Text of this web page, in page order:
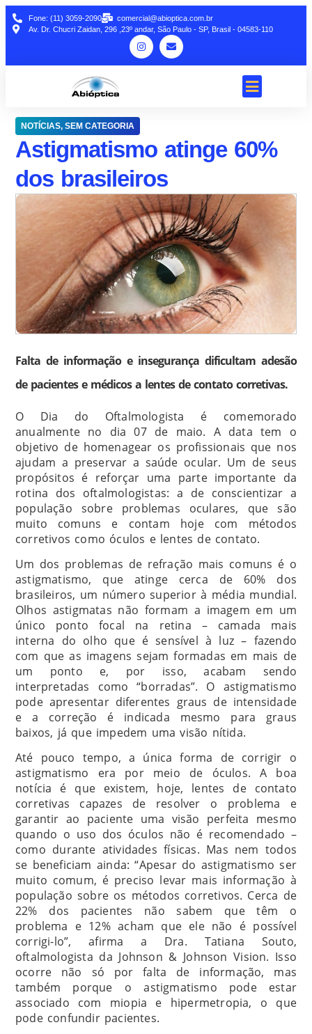
Fone: (11) 3059-2090
comercial@abioptica.com.br
Av. Dr. Chucri Zaidan, 296 ,23º andar, São Paulo - SP, Brasil - 04583-110
NOTÍCIAS, SEM CATEGORIA
Astigmatismo atinge 60%
dos brasileiros
Falta de informação e insegurança dificultam adesão
de pacientes e médicos a lentes de contato corretivas.
O Dia do Oftalmologista é comemorado
anualmente no dia 07 de maio. A data tem o
objetivo de homenagear os profissionais que nos
ajudam a preservar a saúde ocular. Um de seus
propósitos é reforçar uma parte importante da
rotina dos oftalmologistas: a de conscientizar a
população sobre problemas oculares, que são
muito comuns e contam hoje com métodos
corretivos como óculos e lentes de contato.
Um dos problemas de refração mais comuns é o
astigmatismo, que atinge cerca de 60% dos
brasileiros, um número superior à média mundial.
Olhos astigmatas não formam a imagem em um
único ponto focal na retina – camada mais
interna do olho que é sensível à luz – fazendo
com que as imagens sejam formadas em mais de
um ponto e, por isso, acabam sendo
interpretadas como “borradas”. O astigmatismo
pode apresentar diferentes graus de intensidade
e a correção é indicada mesmo para graus
baixos, já que impedem uma visão nítida.
Até pouco tempo, a única forma de corrigir o
astigmatismo era por meio de óculos. A boa
notícia é que existem, hoje, lentes de contato
corretivas capazes de resolver o problema e
garantir ao paciente uma visão perfeita mesmo
quando o uso dos óculos não é recomendado –
como durante atividades físicas. Mas nem todos
se beneficiam ainda: “Apesar do astigmatismo ser
muito comum, é preciso levar mais informação à
população sobre os métodos corretivos. Cerca de
22% dos pacientes não sabem que têm o
problema e 12% acham que ele não é possível
corrigi-lo”, afirma a Dra. Tatiana Souto,
oftalmologista da Johnson & Johnson Vision. Isso
ocorre não só por falta de informação, mas
também porque o astigmatismo pode estar
associado com miopia e hipermetropia, o que
pode confundir pacientes.